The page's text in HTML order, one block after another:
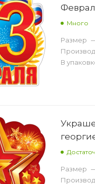
Много
Размер
В
Размер